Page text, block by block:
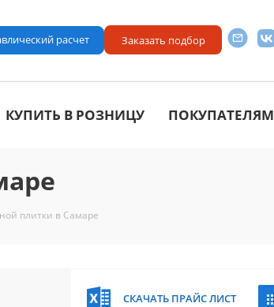
расчет Заказать подбор
КУПИТЬ В РОЗНИЦУ ПОКУПАТЕЛЯМ
плитки в Самаре
СКАЧАТЬ ПРАЙС ЛИСТ